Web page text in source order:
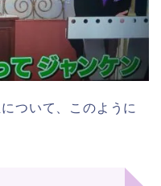
ついて、このように